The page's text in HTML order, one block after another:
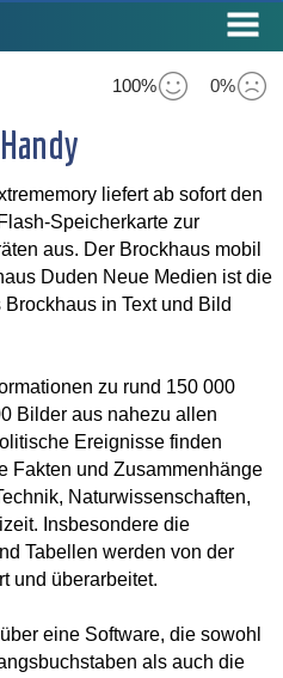
100% 0%
liefert ab sofort den
Speicherkarte zur
aus. Der Brockhaus mobil
Duden Neue Medien ist die
in Text und Bild
zu rund 150 000
Bilder aus nahezu allen
Ereignisse finden
Fakten und Zusammenhänge
Naturwissenschaften,
Insbesondere die
Tabellen werden von der
und überarbeitet.
eine Software, die sowohl
als auch die